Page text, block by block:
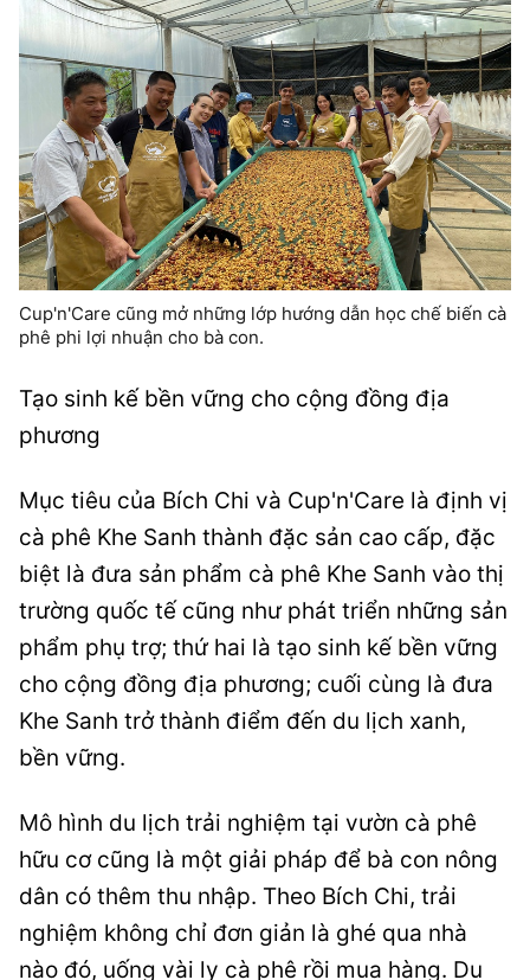
Cup'n'Care cũng mở những lớp hướng dẫn học chế biến cà
phê phi lợi nhuận cho bà con.
Tạo sinh kế bền vững cho cộng đồng địa
phương
Mục tiêu của Bích Chi và Cup'n'Care là định vị
cà phê Khe Sanh thành đặc sản cao cấp, đặc
biệt là đưa sản phẩm cà phê Khe Sanh vào thị
trường quốc tế cũng như phát triển những sản
phẩm phụ trợ; thứ hai là tạo sinh kế bền vững
cho cộng đồng địa phương; cuối cùng là đưa
Khe Sanh trở thành điểm đến du lịch xanh,
bền vững.
Mô hình du lịch trải nghiệm tại vườn cà phê
hữu cơ cũng là một giải pháp để bà con nông
dân có thêm thu nhập. Theo Bích Chi, trải
nghiệm không chỉ đơn giản là ghé qua nhà
nào đó, uống vài ly cà phê rồi mua hàng. Du